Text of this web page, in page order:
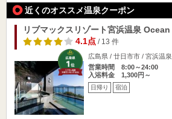
近くのオススメ温泉クーポン
リブマックスリゾート宮浜温泉 Ocean
4.1点/ 13 件
広島県 / 廿日市市 / 宮浜温泉
営業時間 8:00～24:00
入浴料金 1,300円～
日帰り 宿泊